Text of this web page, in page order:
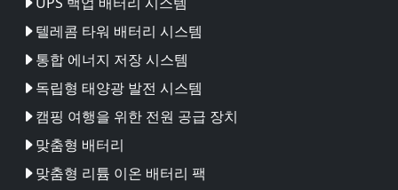
텔레콤 타워 배터리 시스템
통합 에너지 저장 시스템
독립형 태양광 발전 시스템
캠핑 여행을 위한 전원 공급 장치
맞춤형 배터리
맞춤형 리튬 이온 배터리 팩